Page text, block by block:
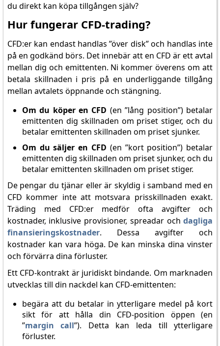
du direkt kan köpa tillgången själv?
Hur fungerar CFD-trading?
CFD:er kan endast handlas ”över disk” och handlas inte
på en godkänd börs. Det innebär att en CFD är ett avtal
mellan dig och emittenten. Ni kommer överens om att
betala skillnaden i pris på en underliggande tillgång
mellan avtalets öppnande och stängning.
Om du köper en CFD (en ”lång position”) betalar
emittenten dig skillnaden om priset stiger, och du
betalar emittenten skillnaden om priset sjunker.
Om du säljer en CFD (en ”kort position”) betalar
emittenten dig skillnaden om priset sjunker, och du
betalar emittenten skillnaden om priset stiger.
De pengar du tjänar eller är skyldig i samband med en
CFD kommer inte att motsvara prisskillnaden exakt.
Träding med CFD:er medför ofta avgifter och
kostnader, inklusive provisioner, spreadar ochdagliga
finansieringskostnader. Dessa avgifter och
kostnader kan vara höga. De kan minska dina vinster
och förvärra dina förluster.
Ett CFD-kontrakt är juridiskt bindande. Om marknaden
utvecklas till din nackdel kan CFD-emittenten:
begära att du betalar in ytterligare medel på kort
sikt för att hålla din CFD-position öppen (en
”margin call”). Detta kan leda till ytterligare
förluster.